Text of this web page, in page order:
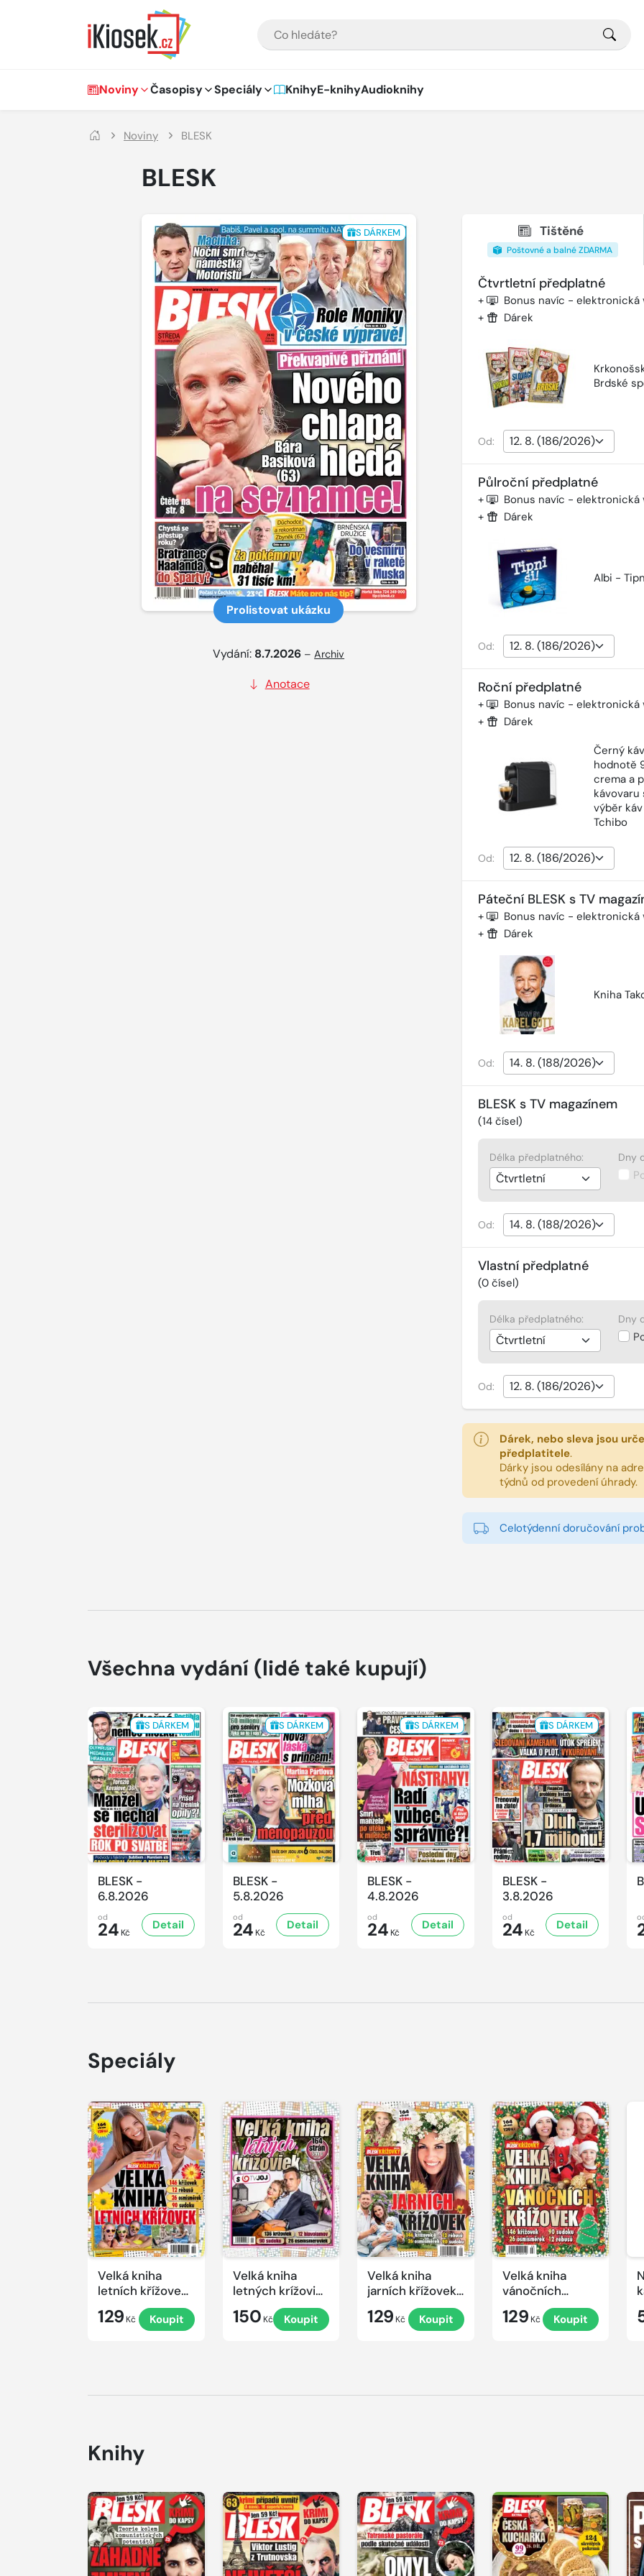
Hlavní navigace
Noviny Časopisy Speciály KnihyE-knihyAudioknihy
Noviny BLESK
BLESK
S DÁRKEM
Prolistovat ukázku
Vydání: 8.7.2026 –Archiv
Anotace
Tištěné
Poštovné a balné ZDARMA
Čtvrtletní předplatné
+ Bonus navíc - elektronická
+ Dárek
Brdské
Od:
Půlroční předplatné
+ Bonus navíc - elektronická
+ Dárek
Albi -
Od:
Roční předplatné
+ Bonus navíc - elektronická
+
Dárek
Černý
hodnotě
crema a
kávovaru
výběr
Tchibo
Od:
Páteční BLESK s TV
+ Bonus navíc - elektronická
+ Dárek
Kniha
Od:
BLESK s TV magazínem
(14čísel)
Délka předplatného: Dny
Od:
Vlastní předplatné
(0čísel)
Délka předplatného: Dny
Od:
Dárek, nebo sleva jsou
předplatitele.
Dárky jsou odesílány na
týdnů od provedení úhrady.
Celotýdenní doručování
Všechna vydání (lidé také kupují)
S DÁRKEM
BLESK -
6.8.2026
od
24 Kč
Detail
S DÁRKEM
BLESK -
5.8.2026
od
24 Kč
Detail
S DÁRKEM
BLESK -
4.8.2026
od
24 Kč
Detail
S DÁRKEM
BLESK -
3.8.2026
od
24 Kč
Detail
Speciály
Velká kniha
letních křížovek
129 Kč Koupit
Velká kniha
letných krížoviek
s TV JOJ 2026
150 Kč Koupit
Velká kniha
jarních křížovek
129 Kč Koupit
Velká kniha
vánočních
křížovek 2025
129 Kč Koupit
Knihy